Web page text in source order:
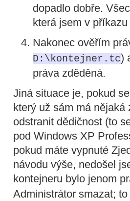
dopadlo dobře.
která jsem v
Nakonec ověřím
D:\kontejner.tc)
práva zděděná.
Jiná situace je, pokud
který už sám má
odstranit dědičnost (to
pod Windows XP
pokud máte vypnuté
návodu výše, nedošel
kontejneru bylo jenom
Administrátor smazat;